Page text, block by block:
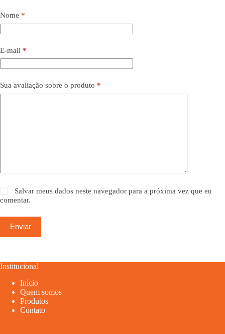
Nome *
E-mail *
Sua avaliação sobre o produto *
Salvar meus dados neste navegador para a próxima vez que eu
comentar.
Enviar
Institucional
Início
Quem somos
Produtos
Contato